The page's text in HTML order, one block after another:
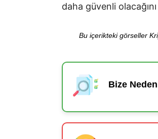
daha güvenli
Bu içerikteki görseller
Bize